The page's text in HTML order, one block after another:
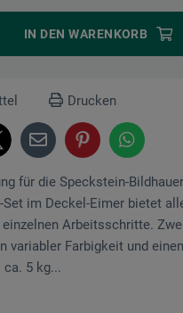
IN DEN WARENKORB
Drucken
für die Speckstein-
im Deckel-Eimer bietet
Arbeitsschritte.
variabler Farbigkeit und
5 kg...